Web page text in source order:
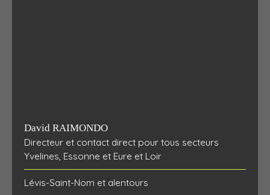
David RAIMONDO
Directeur et contact direct pour tous secteurs
Yvelines, Essonne et Eure et Loir
Lévis-Saint-Nom et alentours